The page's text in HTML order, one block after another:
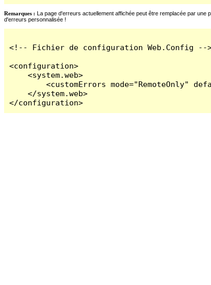
Remarques : La page d'erreurs actuellement affichée peut être remplacée par une
d'erreurs personnalisée !
<!-- Fichier de configuration Web.Config --
<configuration>
    <system.web>
<customErrors mode="RemoteOnly"
    </system.web>
</configuration>